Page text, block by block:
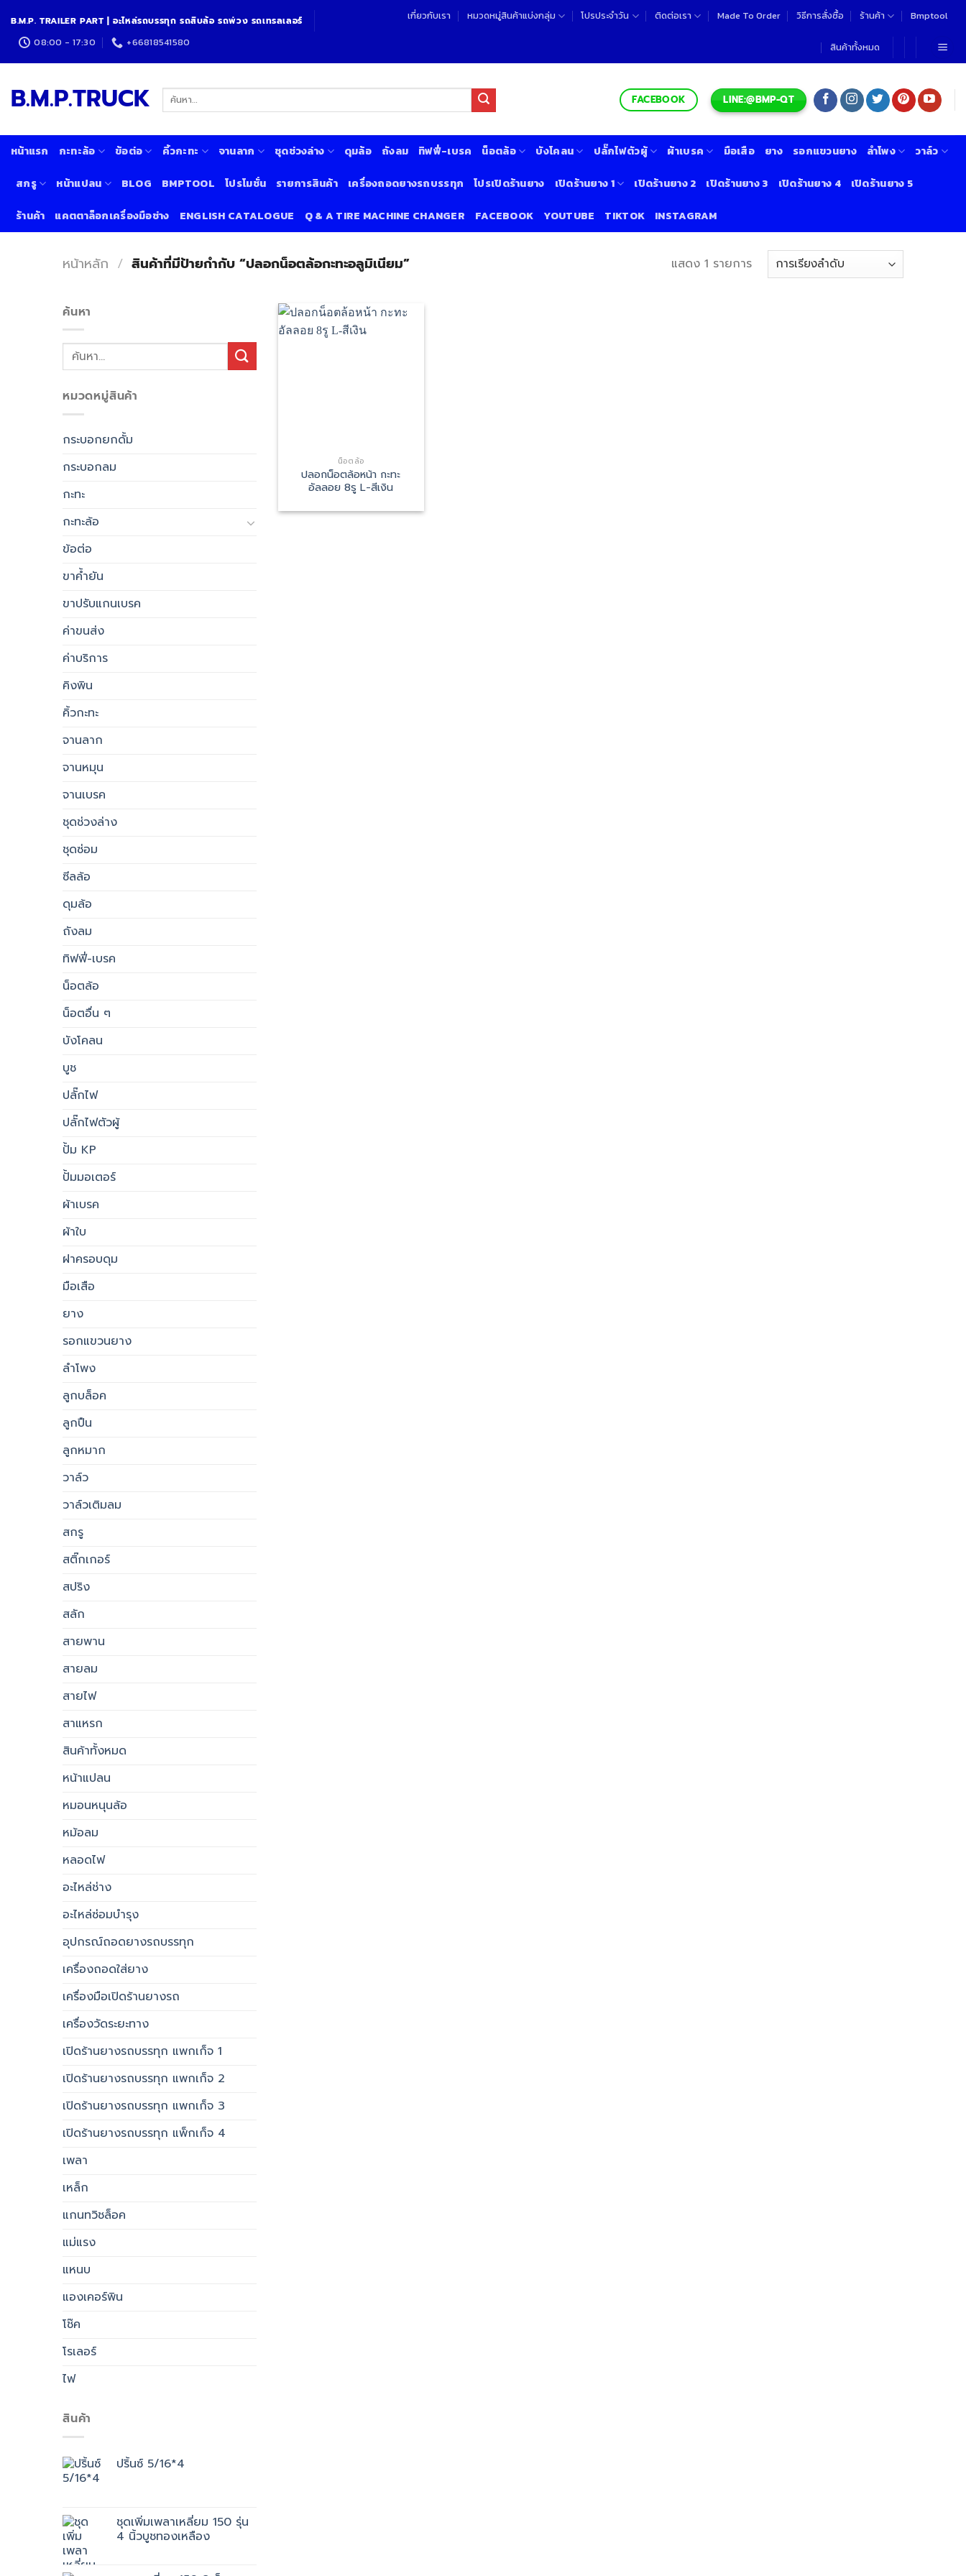
to
content
B.M.P. TRAILER PART | อะไหล่รถบรรทุก รถสิบล้อ รถพ่วง รถเทรลเลอร์
08:00 - 17:30 +66818541580
เกี่ยวกับเรา หมวดหมู่สินค้าแบ่งกลุ่ม โปรประจำวัน ติดต่อเรา Made To Order วิธีการสั่งซื้อ ร้านค้า Bmptool
สินค้าทั้งหมด
B.M.P.TRUCK ค้นหา: FACEBOOK LINE:@BMP-QT
หน้าแรก กะทะล้อ ข้อต่อ คิ้วกะทะ จานลาก ชุดช่วงล่าง ดุมล้อ ถังลม ทิฟฟี่-เบรค น็อตล้อ บังโคลน ปลั๊กไฟตัวผู้ ผ้าเบรค มือเสือ ยาง รอกแขวนยาง ลำโพง วาล์ว
สกรู หน้าแปลน BLOG BMPTOOL โปรโมชั่น รายการสินค้า เครื่องถอดยางรถบรรทุก โปรเปิดร้านยาง เปิดร้านยาง 1 เปิดร้านยาง 2 เปิดร้านยาง 3 เปิดร้านยาง 4 เปิดร้านยาง 5
ร้านค้า แคตตาล็อกเครื่องมือช่าง ENGLISH CATALOGUE Q & A TIRE MACHINE CHANGER FACEBOOK YOUTUBE TIKTOK INSTAGRAM
หน้าหลัก / สินค้าที่มีป้ายกำกับ “ปลอกน็อตล้อกะทะอลูมิเนียม” แสดง 1 รายการ
ค้นหา
ค้นหา:
หมวดหมู่สินค้า
กระบอกยกดั้ม
กระบอกลม
กะทะ
กะทะล้อ
ข้อต่อ
ขาค้ำยัน
ขาปรับแกนเบรค
ค่าขนส่ง
ค่าบริการ
คิงพิน
คิ้วกะทะ
จานลาก
จานหมุน
จานเบรค
ชุดช่วงล่าง
ชุดซ่อม
ซีลล้อ
ดุมล้อ
ถังลม
ทิฟฟี่-เบรค
น็อตล้อ
น็อตอื่น ๆ
บังโคลน
บูช
ปลั๊กไฟ
ปลั๊กไฟตัวผู้
ปั้ม KP
ปั้มมอเตอร์
ผ้าเบรค
ผ้าใบ
ฝาครอบดุม
มือเสือ
ยาง
รอกแขวนยาง
ลำโพง
ลูกบล็อค
ลูกปืน
ลูกหมาก
วาล์ว
วาล์วเติมลม
สกรู
สติ๊กเกอร์
สปริง
สลัก
สายพาน
สายลม
สายไฟ
สาแหรก
สินค้าทั้งหมด
หน้าแปลน
หมอนหนุนล้อ
หม้อลม
หลอดไฟ
อะไหล่ช่าง
อะไหล่ซ่อมบำรุง
อุปกรณ์ถอดยางรถบรรทุก
เครื่องถอดใส่ยาง
เครื่องมือเปิดร้านยางรถ
เครื่องวัดระยะทาง
เปิดร้านยางรถบรรทุก แพกเก็จ 1
เปิดร้านยางรถบรรทุก แพกเก็จ 2
เปิดร้านยางรถบรรทุก แพกเก็จ 3
เปิดร้านยางรถบรรทุก แพ็กเก็จ 4
เพลา
เหล็ก
แกนทวิชล็อค
แม่แรง
แหนบ
แองเคอร์พิน
โช๊ค
โรเลอร์
ไฟ
สินค้า
ปริ้นซ์ 5/16*4
ชุดเพิ่มเพลาเหลี่ยม 150 รุ่น
4 นิ้วบูชทองเหลือง
น็อตล้อ
ปลอกน็อตล้อหน้า กะทะ
อัลลอย 8รู L-สีเงิน